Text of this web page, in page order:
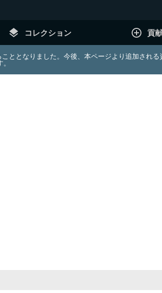
layers コレクション add_circle_outline 貢
ととなりました。今後、本ページより追加され